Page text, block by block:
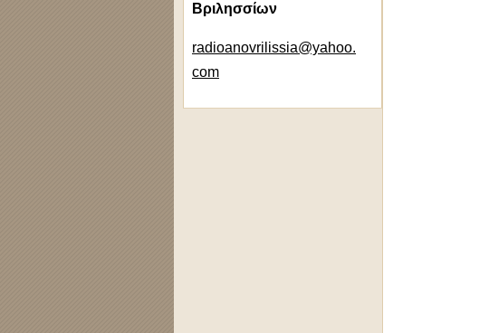
Βριλησσίων
radioanovrilissia@yahoo.
com